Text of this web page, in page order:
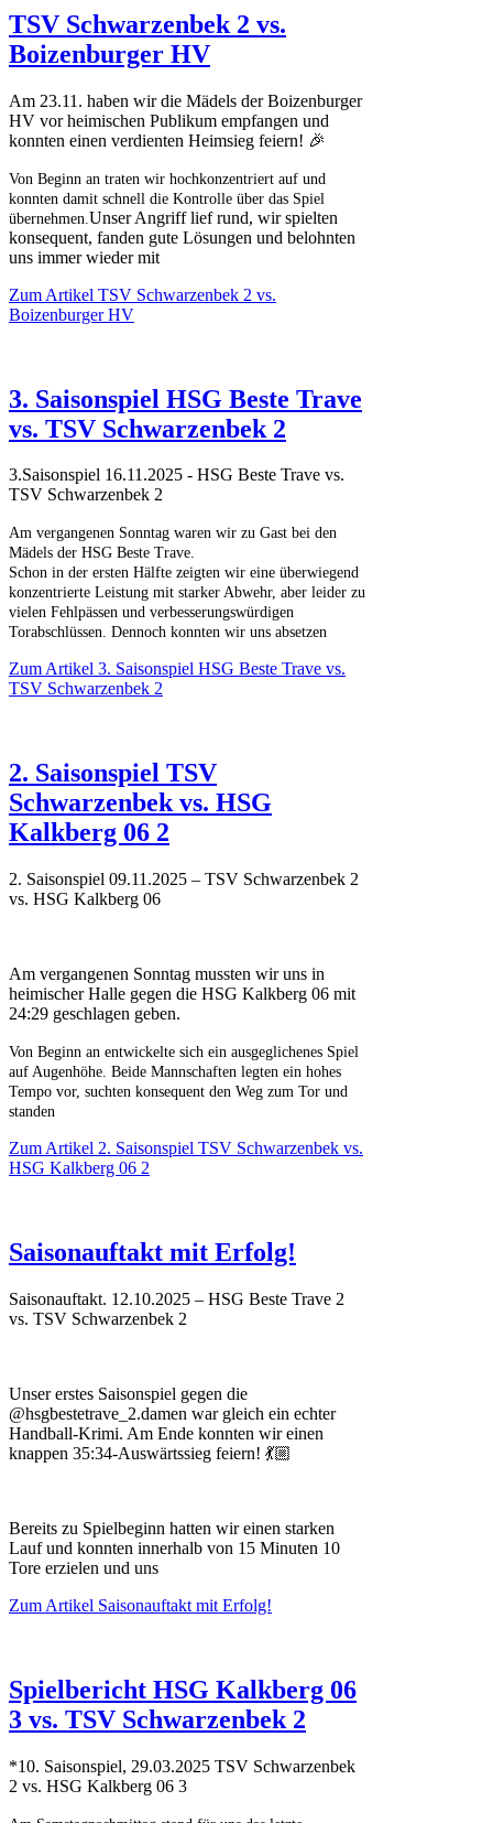
TSV Schwarzenbek 2 vs.
Boizenburger HV
Am 23.11. haben wir die Mädels der Boizenburger
HV vor heimischen Publikum empfangen und
konnten einen verdienten Heimsieg feiern! 🎉
Von Beginn an traten wir hochkonzentriert auf und
konnten damit schnell die Kontrolle über das Spiel
übernehmen. Unser Angriff lief rund, wir spielten
konsequent, fanden gute Lösungen und belohnten
uns immer wieder mit
Zum Artikel TSV Schwarzenbek 2 vs.
Boizenburger HV
3. Saisonspiel HSG Beste Trave
vs. TSV Schwarzenbek 2
3.Saisonspiel 16.11.2025 - HSG Beste Trave vs.
TSV Schwarzenbek 2
Am vergangenen Sonntag waren wir zu Gast bei den
Mädels der HSG Beste Trave.
Schon in der ersten Hälfte zeigten wir eine überwiegend
konzentrierte Leistung mit starker Abwehr, aber leider zu
vielen Fehlpässen und verbesserungswürdigen
Torabschlüssen. Dennoch konnten wir uns absetzen
Zum Artikel 3. Saisonspiel HSG Beste Trave vs.
TSV Schwarzenbek 2
2. Saisonspiel TSV
Schwarzenbek vs. HSG
Kalkberg 06 2
2. Saisonspiel 09.11.2025 – TSV Schwarzenbek 2
vs. HSG Kalkberg 06
Am vergangenen Sonntag mussten wir uns in
heimischer Halle gegen die HSG Kalkberg 06 mit
24:29 geschlagen geben.
Von Beginn an entwickelte sich ein ausgeglichenes Spiel
auf Augenhöhe. Beide Mannschaften legten ein hohes
Tempo vor, suchten konsequent den Weg zum Tor und
standen
Zum Artikel 2. Saisonspiel TSV Schwarzenbek vs.
HSG Kalkberg 06 2
Saisonauftakt mit Erfolg!
Saisonauftakt. 12.10.2025 – HSG Beste Trave 2
vs. TSV Schwarzenbek 2
Unser erstes Saisonspiel gegen die
@hsgbestetrave_2.damen war gleich ein echter
Handball-Krimi. Am Ende konnten wir einen
knappen 35:34-Auswärtssieg feiern! 💃🏼
Bereits zu Spielbeginn hatten wir einen starken
Lauf und konnten innerhalb von 15 Minuten 10
Tore erzielen und uns
Zum Artikel Saisonauftakt mit Erfolg!
Spielbericht HSG Kalkberg 06
3 vs. TSV Schwarzenbek 2
*10. Saisonspiel, 29.03.2025 TSV Schwarzenbek
2 vs. HSG Kalkberg 06 3